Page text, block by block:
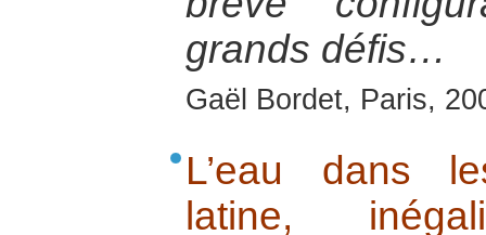
grands défis…
Gaël Bordet, Paris,
L’eau dans
latine,